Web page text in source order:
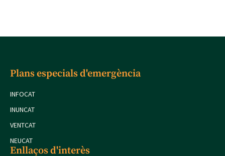
Plans especials d'emergència
INFOCAT
INUNCAT
VENTCAT
NEUCAT
Enllaços d'interès